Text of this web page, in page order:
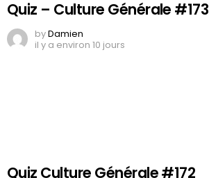
Quiz – Culture Générale #173
byDamien
il y a environ 10 jours
Quiz Culture Générale #172